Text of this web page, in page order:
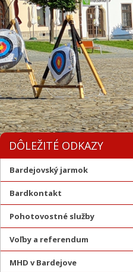
DÔLEŽITÉ ODKAZY
Bardejovský jarmok
Bardkontakt
Pohotovostné služby
Voľby a referendum
MHD v Bardejove